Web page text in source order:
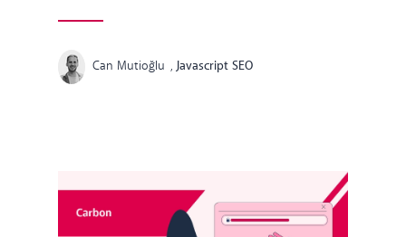
Can Mutioğlu , Javascript SEO